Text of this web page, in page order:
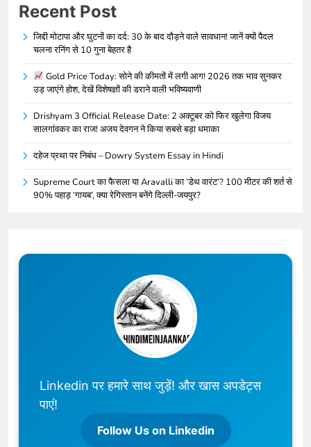
Recent Post
जिद्दी मोटापा और घुटनों का दर्द: 30 के बाद दौड़ने वाले सावधान! जानें क्यों पैदल
चलना रनिंग से 10 गुना बेहतर है
Gold Price Today: सोने की कीमतों में लगी आग! 2026 तक भाव सुनकर
उड़ जाएंगे होश, देखें विशेषज्ञों की डराने वाली भविष्यवाणी
Drishyam 3 Official Release Date: 2 अक्टूबर को फिर खुलेगा विजय
सालगांवकर का राज! अजय देवगन ने किया सबसे बड़ा धमाका
दहेज प्रथा पर निबंध – Dowry System Essay in Hindi
Supreme Court का फैसला या Aravalli का ‘डेथ वारंट’? 100 मीटर की शर्त से
90% पहाड़ ‘गायब’, क्या रेगिस्तान बनेंगे दिल्ली-जयपुर?
Linkedin पर हमारे साथ जुड़ें! और खास अपडेट्स
पाएं!
Follow Us on Linkedin